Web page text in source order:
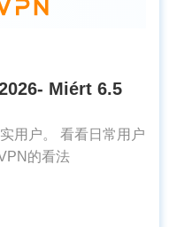
Miért 6.5
用户。 看看日常用户
的看法